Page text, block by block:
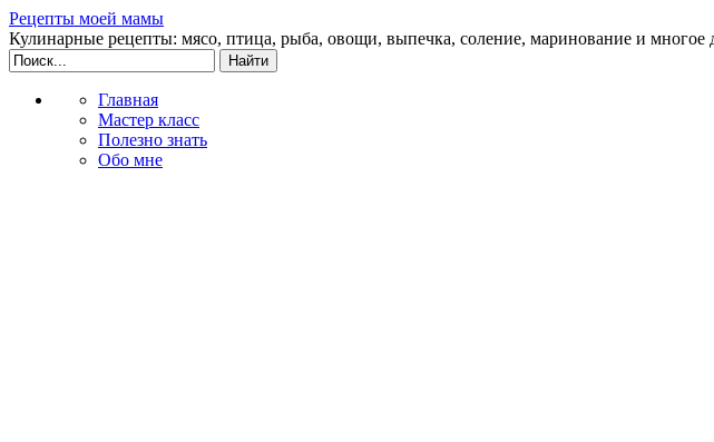
Рецепты моей мамы
Кулинарные рецепты: мясо, птица, рыба, овощи, выпечка, соление, маринование и многое
Главная
Мастер класс
Полезно знать
Обо мне